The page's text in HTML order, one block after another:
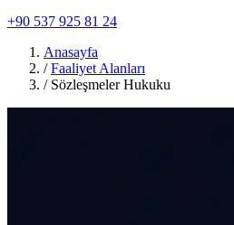
+90 537 925 81 24
Anasayfa
/ Faaliyet Alanları
/ Sözleşmeler Hukuku